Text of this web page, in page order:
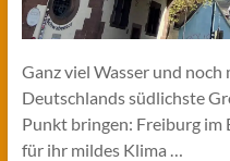
Ganz viel Wasser und noch
Deutschlands südlichste
Punkt bringen: Freiburg im
für ihr mildes Klima …